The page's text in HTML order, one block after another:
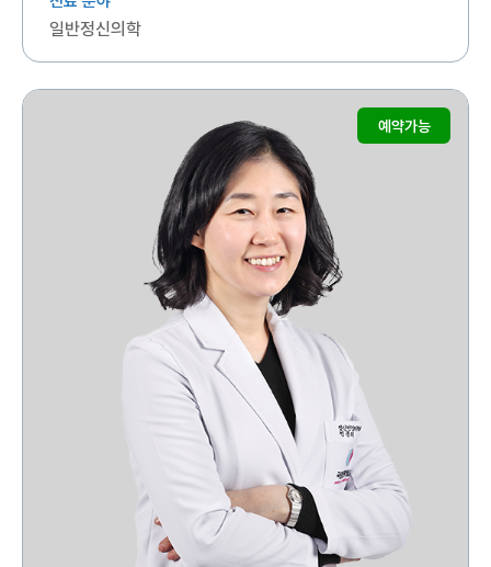
일반정신의학
예약가능